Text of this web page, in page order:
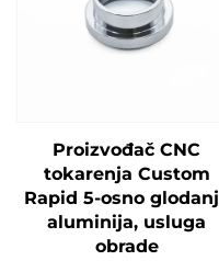
Proizvođač CNC
tokarenja Custom
Rapid 5-osno
aluminija, usluga
obrade